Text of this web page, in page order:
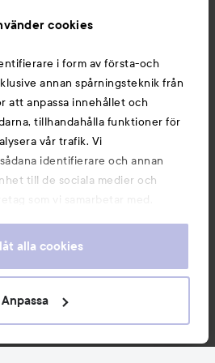
cookies
i form av första-och
annan spårningsteknik från
att anpassa innehållet och
tillhandahålla funktioner för
vår trafik. Vi
identifierare och annan
till de sociala medier och
som vi samarbetar med.
tillhandahållit eller som de har
användande av vår webbplats.
du kan ändra inställningarna för
alla cookies
Anpassa